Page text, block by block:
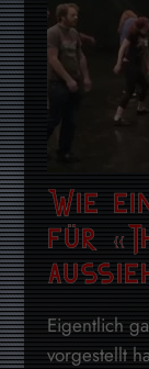
Wie
für
Eigentlich
vorgestellt